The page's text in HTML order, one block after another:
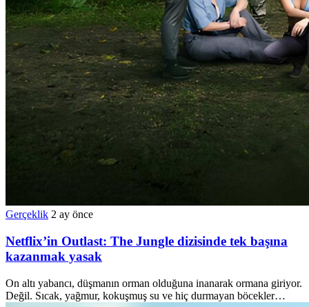
Gerçeklik 2 ay önce
Netflix’in Outlast: The Jungle dizisinde tek başına
kazanmak yasak
On altı yabancı, düşmanın orman olduğuna inanarak ormana giriyor.
Değil. Sıcak, yağmur, kokuşmuş su ve hiç durmayan böcekler…